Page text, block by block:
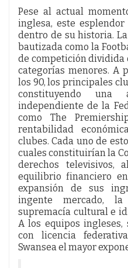
Pese al actual
inglesa, este
dentro de su historia.
bautizada como la
de competición dividida
categorías menores. A
los 90, los principales
constituyendo una
independiente de la
como The
rentabilidad
clubes. Cada uno de
cuales constituirían la
derechos televisivos,
equilibrio financiero
expansión de sus
ingente mercado,
supremacía cultural e
A los equipos
con licencia
Swansea el mayor